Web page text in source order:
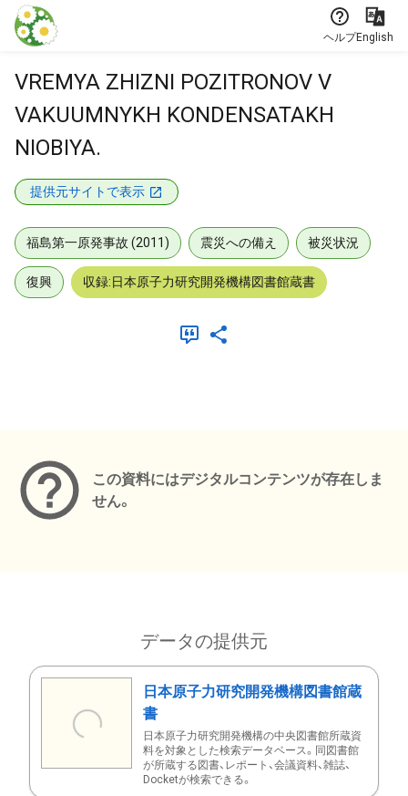
本文に飛ぶ
ヘルプEnglish
VREMYA ZHIZNI POZITRONOV V
VAKUUMNYKH KONDENSATAKH
NIOBIYA.
提供元サイトで表示
福島第一原発事故 (2011) 震災への備え 被災状況
復興 収録:日本原子力研究開発機構図書館蔵書
この資料にはデジタルコンテンツが存在しま
せん。
データの提供元
日本原子力研究開発機構図書館蔵
書
日本原子力研究開発機構の中央図書館所蔵資
料を対象とした検索データベース。同図書館
が所蔵する図書、レポート、会議資料、雑誌、
Docketが検索できる。